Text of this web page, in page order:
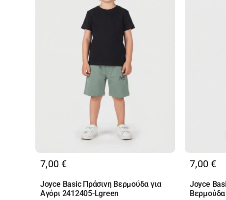
7,00 €
Joyce Basic Πράσινη Βερμούδα για
Αγόρι 2412405-Lgreen
7,00 €
Joyce
Βερμούδα